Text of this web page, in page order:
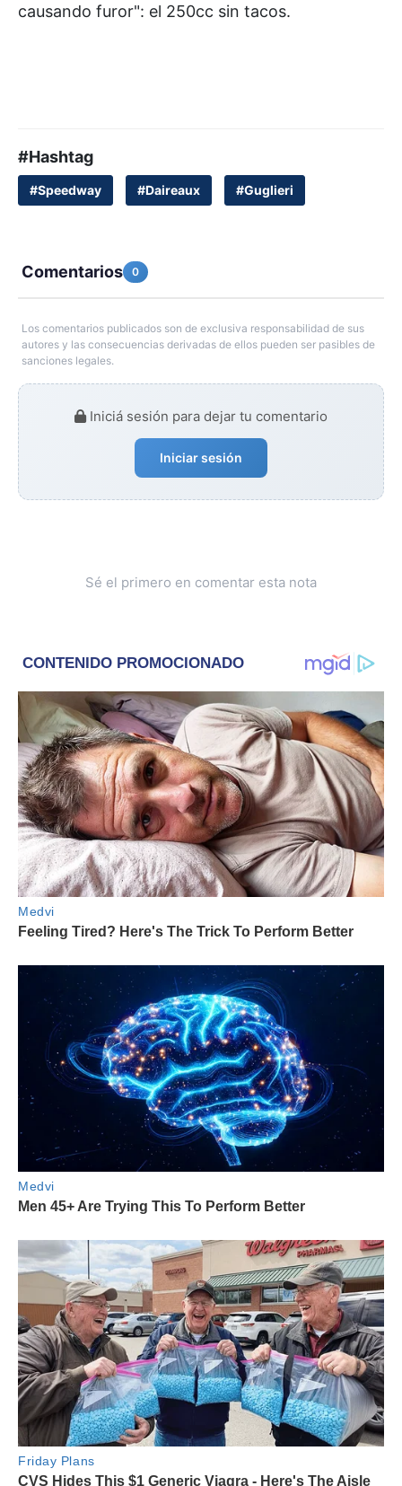
causando furor": el 250cc sin tacos.
#Hashtag
#Speedway #Daireaux #Guglieri
Comentarios 0
Los comentarios publicados son de exclusiva responsabilidad de sus
autores y las consecuencias derivadas de ellos pueden ser pasibles de
sanciones legales.
Iniciá sesión para dejar tu comentario
Iniciar sesión
Sé el primero en comentar esta nota